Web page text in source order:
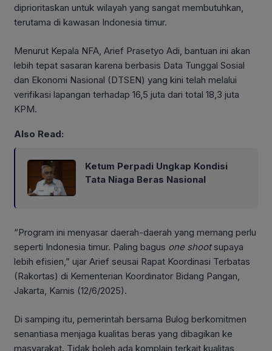
diprioritaskan untuk wilayah yang sangat membutuhkan,
terutama di kawasan Indonesia timur.
Menurut Kepala NFA, Arief Prasetyo Adi, bantuan ini akan
lebih tepat sasaran karena berbasis Data Tunggal Sosial
dan Ekonomi Nasional (DTSEN) yang kini telah melalui
verifikasi lapangan terhadap 16,5 juta dari total 18,3 juta
KPM.
Also Read:
Ketum Perpadi Ungkap Kondisi
Tata Niaga Beras Nasional
“Program ini menyasar daerah-daerah yang memang perlu
seperti Indonesia timur. Paling bagus one shootsupaya
lebih efisien,” ujar Arief seusai Rapat Koordinasi Terbatas
(Rakortas) di Kementerian Koordinator Bidang Pangan,
Jakarta, Kamis (12/6/2025).
Di samping itu, pemerintah bersama Bulog berkomitmen
senantiasa menjaga kualitas beras yang dibagikan ke
masyarakat. Tidak boleh ada komplain terkait kualitas